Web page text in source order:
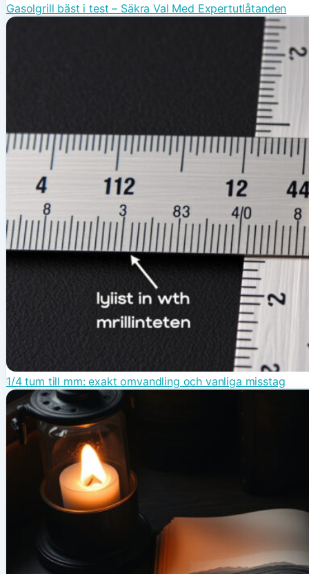
Gasolgrill bäst i test – Säkra Val Med Expertutlåtanden
1/4 tum till mm: exakt omvandling och vanliga misstag